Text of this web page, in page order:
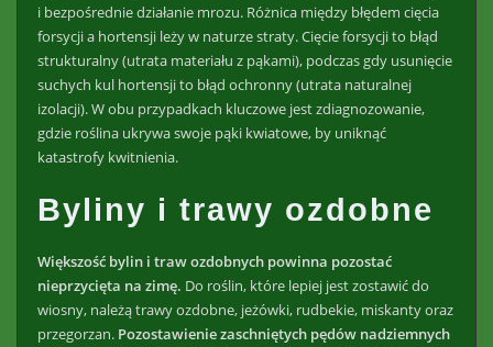
i bezpośrednie działanie mrozu. Różnica między błędem cięcia
forsycji a hortensji leży w naturze straty. Cięcie forsycji to błąd
strukturalny (utrata materiału z pąkami), podczas gdy usunięcie
suchych kul hortensji to błąd ochronny (utrata naturalnej
izolacji). W obu przypadkach kluczowe jest zdiagnozowanie,
gdzie roślina ukrywa swoje pąki kwiatowe, by uniknąć
katastrofy kwitnienia.
Byliny i trawy ozdobne
Większość bylin i traw ozdobnych powinna pozostać
nieprzycięta na zimę. Do roślin, które lepiej jest zostawić do
wiosny, należą trawy ozdobne, jeżówki, rudbekie, miskanty oraz
przegorzan. Pozostawienie zaschniętych pędów nadziemnych